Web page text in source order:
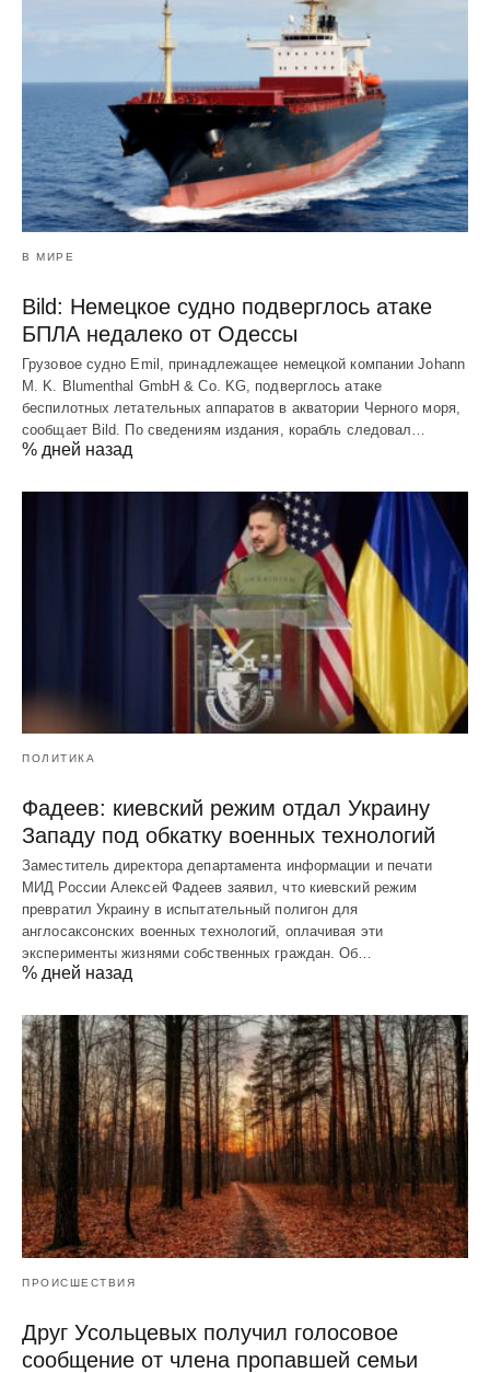
В МИРЕ
Bild: Немецкое судно подверглось атаке
БПЛА недалеко от Одессы
Грузовое судно Emil, принадлежащее немецкой компании Johann
M. K. Blumenthal GmbH & Co. KG, подверглось атаке
беспилотных летательных аппаратов в акватории Черного моря,
сообщает Bild. По сведениям издания, корабль следовал…
% дней назад
ПОЛИТИКА
Фадеев: киевский режим отдал Украину
Западу под обкатку военных технологий
Заместитель директора департамента информации и печати
МИД России Алексей Фадеев заявил, что киевский режим
превратил Украину в испытательный полигон для
англосаксонских военных технологий, оплачивая эти
эксперименты жизнями собственных граждан. Об…
% дней назад
ПРОИСШЕСТВИЯ
Друг Усольцевых получил голосовое
сообщение от члена пропавшей семьи